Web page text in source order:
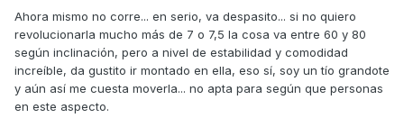
Ahora mismo no corre... en serio, va despasito... si no quiero
revolucionarla mucho más de 7 o 7,5 la cosa va entre 60 y 80
según inclinación, pero a nivel de estabilidad y comodidad
increíble, da gustito ir montado en ella, eso sí, soy un tío grandote
y aún así me cuesta moverla... no apta para según que personas
en este aspecto.